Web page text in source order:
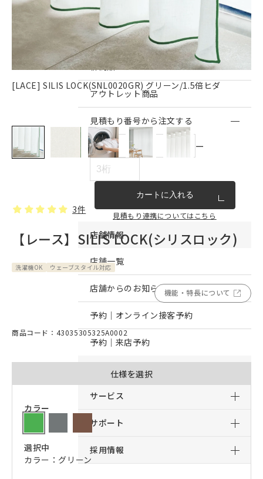
家具シリーズ一覧
新商品
アウトレット商品
見積もり番号から注文する
ー
カートに入れる
見積もり連携についてはこちら
店舗情報
店舗一覧
店舗からのお知らせ
予約｜オンライン接客予約
予約｜来店予約
おすすめコンテンツ
サービス
サポート
採用情報
[LACE] SILIS LOCK(SNL0020GR) グリーン/1.5倍ヒダ
3件
【レース】SILIS LOCK(シリスロック)
洗濯機OK ウェーブスタイル対応
機能・特長について
商品コード：43035305325A0002
仕様を選択
カラー
選択中
カラー：グリーン